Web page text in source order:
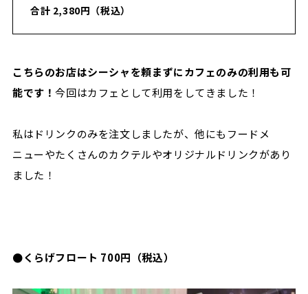
合計 2,380円（税込）
こちらのお店はシーシャを頼まずにカフェのみの利用も可
能です！今回はカフェとして利用をしてきました！
私はドリンクのみを注文しましたが、他にもフードメ
ニューやたくさんのカクテルやオリジナルドリンクがあり
ました！
●くらげフロート 700円（税込）